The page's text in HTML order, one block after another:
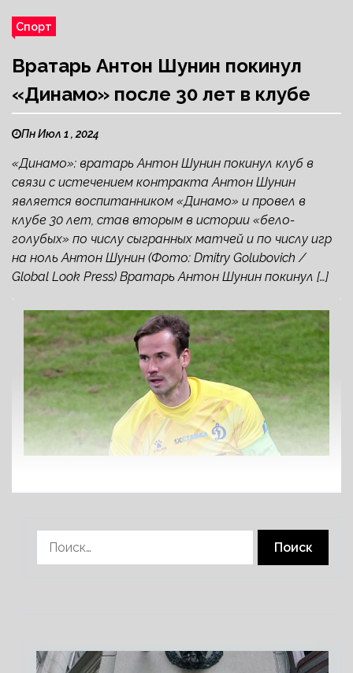
Спорт
Вратарь Антон Шунин покинул
«Динамо» после 30 лет в клубе
Пн Июл 1 , 2024
«Динамо»: вратарь Антон Шунин покинул клуб в
связи с истечением контракта Антон Шунин
является воспитанником «Динамо» и провел в
клубе 30 лет, став вторым в истории «бело-
голубых» по числу сыгранных матчей и по числу игр
на ноль Антон Шунин (Фото: Dmitry Golubovich /
Global Look Press) Вратарь Антон Шунин покинул […]